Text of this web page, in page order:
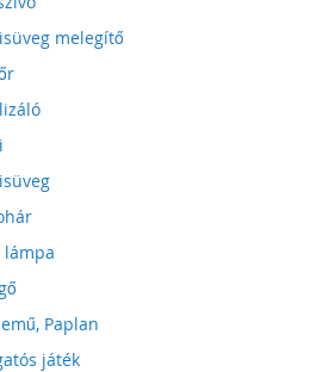
melegítő
lámpa
Paplan
játék